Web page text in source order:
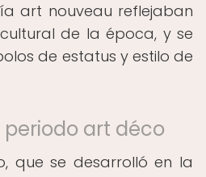
art nouveau reflejaban
de la época, y se
de estatus y estilo de
periodo art déco
que se desarrolló en la